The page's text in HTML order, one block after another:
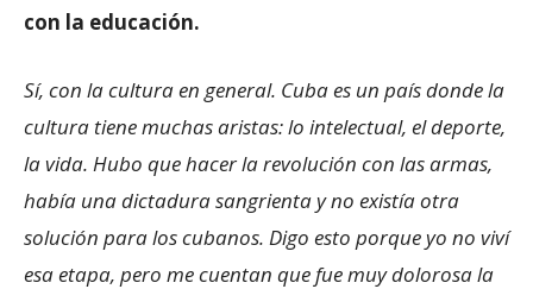
con la educación.
Sí, con la cultura en general. Cuba es un país donde la
cultura tiene muchas aristas: lo intelectual, el deporte,
la vida. Hubo que hacer la revolución con las armas,
había una dictadura sangrienta y no existía otra
solución para los cubanos. Digo esto porque yo no viví
esa etapa, pero me cuentan que fue muy dolorosa la